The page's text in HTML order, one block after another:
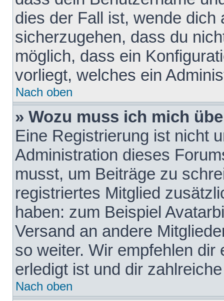
dies der Fall ist, wende dich
sicherzugehen, dass du
möglich, dass ein
vorliegt, welches ein
Nach oben
» Wozu muss ich mich
Eine Registrierung ist nicht
Administration dieses
musst, um Beiträge zu
registriertes Mitglied
haben: zum Beispiel
Versand an andere
so weiter. Wir empfehlen
erledigt ist und dir
Nach oben